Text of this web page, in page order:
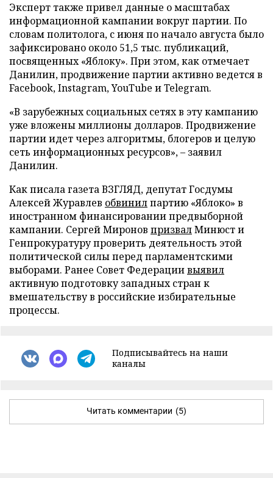
Эксперт также привел данные о масштабах
информационной кампании вокруг партии. По
словам политолога, с июня по начало августа было
зафиксировано около 51,5 тыс. публикаций,
посвященных «Яблоку». При этом, как отмечает
Данилин, продвижение партии активно ведется в
Facebook, Instagram, YouTube и Telegram.
«В зарубежных социальных сетях в эту кампанию
уже вложены миллионы долларов. Продвижение
партии идет через алгоритмы, блогеров и целую
сеть информационных ресурсов», – заявил
Данилин.
Как писала газета ВЗГЛЯД, депутат Госдумы
Алексей Журавлев обвинилпартию «Яблоко» в
иностранном финансировании предвыборной
кампании. Сергей Миронов призвалМинюст и
Генпрокуратуру проверить деятельность этой
политической силы перед парламентскими
выборами. Ранее Совет Федерациивыявил
активную подготовку западных стран к
вмешательству в российские избирательные
процессы.
Подписывайтесь на наши
каналы
Читать комментарии (5)